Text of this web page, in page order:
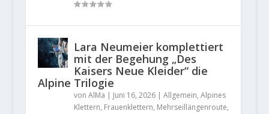
Lara Neumeier komplettiert
mit der Begehung „Des
Kaisers Neue Kleider“ die
Alpine Trilogie
von AlMa | Juni 16, 2026| Allgemein, Alpines
Klettern, Frauenklettern, Mehrseillängenroute,